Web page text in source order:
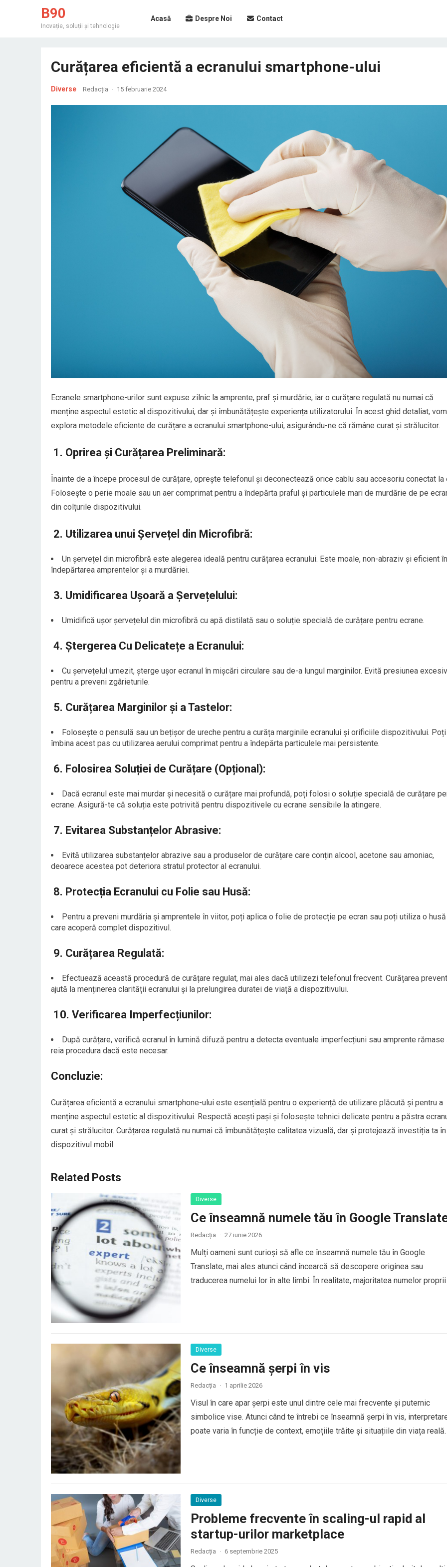
B90
Inovație, soluții și tehnologie
Acasă Despre Noi Contact
Curățarea eficientă a ecranului smartphone-ului
Diverse Redacția · 15 februarie 2024
Ecranele smartphone-urilor sunt expuse zilnic la amprente, praf și murdărie, iar o curățare regulată nu numai că
menține aspectul estetic al dispozitivului, dar și îmbunătățește experiența utilizatorului. În acest ghid detaliat, vom
explora metodele eficiente de curățare a ecranului smartphone-ului, asigurându-ne că rămâne curat și strălucitor.
1. Oprirea și Curățarea Preliminară:
Înainte de a începe procesul de curățare, oprește telefonul și deconectează orice cablu sau accesoriu conectat la
Folosește o perie moale sau un aer comprimat pentru a îndepărta praful și particulele mari de murdărie de pe
din colțurile dispozitivului.
2. Utilizarea unui Șervețel din Microfibră:
Un șervețel din microfibră este alegerea ideală pentru curățarea ecranului. Este moale, non-abraziv și eficient în
îndepărtarea amprentelor și a murdăriei.
3. Umidificarea Ușoară a Șervețelului:
Umidifică ușor șervețelul din microfibră cu apă distilată sau o soluție specială de curățare pentru ecrane.
4. Ștergerea Cu Delicatețe a Ecranului:
Cu șervețelul umezit, șterge ușor ecranul în mișcări circulare sau de-a lungul marginilor. Evită presiunea
pentru a preveni zgârieturile.
5. Curățarea Marginilor și a Tastelor:
Folosește o pensulă sau un bețișor de ureche pentru a curăța marginile ecranului și orificiile dispozitivului. Poți
îmbina acest pas cu utilizarea aerului comprimat pentru a îndepărta particulele mai persistente.
6. Folosirea Soluției de Curățare (Opțional):
Dacă ecranul este mai murdar și necesită o curățare mai profundă, poți folosi o soluție specială de curățare
ecrane. Asigură-te că soluția este potrivită pentru dispozitivele cu ecrane sensibile la atingere.
7. Evitarea Substanțelor Abrasive:
Evită utilizarea substanțelor abrazive sau a produselor de curățare care conțin alcool, acetone sau amoniac,
deoarece acestea pot deteriora stratul protector al ecranului.
8. Protecția Ecranului cu Folie sau Husă:
Pentru a preveni murdăria și amprentele în viitor, poți aplica o folie de protecție pe ecran sau poți utiliza o husă
care acoperă complet dispozitivul.
9. Curățarea Regulată:
Efectuează această procedură de curățare regulat, mai ales dacă utilizezi telefonul frecvent. Curățarea
ajută la menținerea clarității ecranului și la prelungirea duratei de viață a dispozitivului.
10. Verificarea Imperfecțiunilor:
După curățare, verifică ecranul în lumină difuză pentru a detecta eventuale imperfecțiuni sau amprente rămase
reia procedura dacă este necesar.
Concluzie:
Curățarea eficientă a ecranului smartphone-ului este esențială pentru o experiență de utilizare plăcută și pentru a
menține aspectul estetic al dispozitivului. Respectă acești pași și folosește tehnici delicate pentru a păstra
curat și strălucitor. Curățarea regulată nu numai că îmbunătățește calitatea vizuală, dar și protejează investiția ta în
dispozitivul mobil.
Related Posts
Diverse
Ce înseamnă numele tău în Google
Redacția · 27 iunie 2026
Mulți oameni sunt curioși să afle ce înseamnă numele tău în Google
Translate, mai ales atunci când încearcă să descopere originea sau
traducerea numelui lor în alte limbi. În realitate, majoritatea numelor proprii
Diverse
Ce înseamnă șerpi în vis
Redacția · 1 aprilie 2026
Visul în care apar șerpi este unul dintre cele mai frecvente și puternic
simbolice vise. Atunci când te întrebi ce înseamnă șerpi în vis,
poate varia în funcție de context, emoțiile trăite și situațiile din viața
Diverse
Probleme frecvente în scaling-ul rapid al
startup-urilor marketplace
Redacția · 6 septembrie 2025